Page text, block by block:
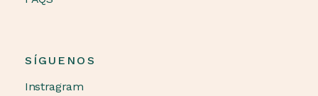
SÍGUENOS
Instragram